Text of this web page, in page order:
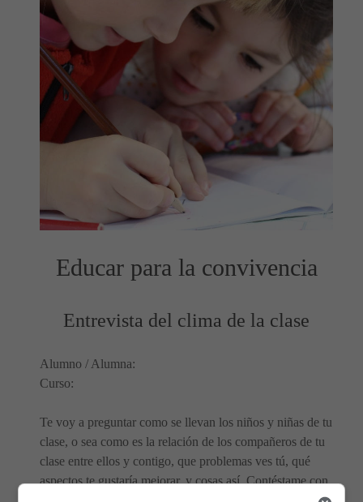
Educar para la convivencia
Entrevista del clima de la clase
Alumno / Alumna:
Curso:
Te voy a preguntar como se llevan los niños y niñas de tu
clase, o sea como es la relación de los compañeros de tu
clase entre ellos y contigo, que problemas ves tú, qué
aspectos te gustaría mejorar, y cosas así. Contéstame con